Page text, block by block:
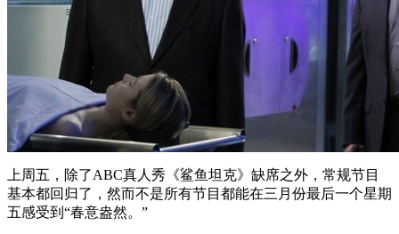
上周五，除了ABC真人秀《鲨鱼坦克》缺席之外，常规节目
基本都回归了，然而不是所有节目都能在三月份最后一个星期
五感受到“春意盎然。”